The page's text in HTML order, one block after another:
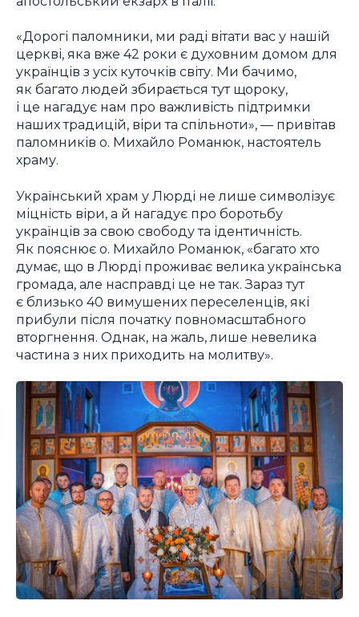
«Дорогі паломники, ми раді вітати вас у нашій
церкві, яка вже 42 роки є духовним домом для
українців з усіх куточків світу. Ми бачимо,
як багато людей збирається тут щороку,
і це нагадує нам про важливість підтримки
наших традицій, віри та спільноти», — привітав
паломників о. Михайло Романюк, настоятель
храму.
Український храм у Люрді не лише символізує
міцність віри, а й нагадує про боротьбу
українців за свою свободу та ідентичність.
Як пояснює о. Михайло Романюк, «багато хто
думає, що в Люрді проживає велика українська
громада, але насправді це не так. Зараз тут
є близько 40 вимушених переселенців, які
прибули після початку повномасштабного
вторгнення. Однак, на жаль, лише невелика
частина з них приходить на молитву».